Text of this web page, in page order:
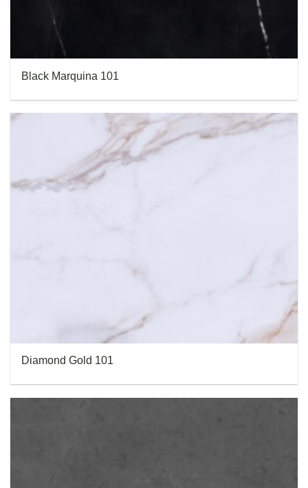
Black Marquina 101
Diamond Gold 101